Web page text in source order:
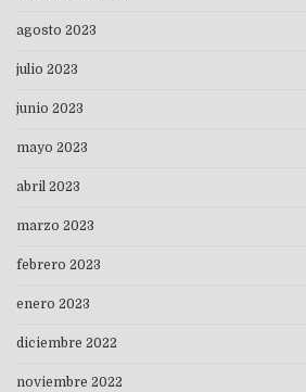
agosto 2023
julio 2023
junio 2023
mayo 2023
abril 2023
marzo 2023
febrero 2023
enero 2023
diciembre 2022
noviembre 2022